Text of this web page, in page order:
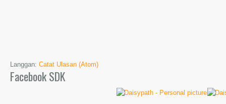
Langgan: Catat Ulasan (Atom)
Facebook SDK